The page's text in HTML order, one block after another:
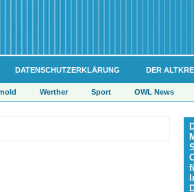
DATENSCHUTZERKLÄRUNG DER
Werther Sport OWL News